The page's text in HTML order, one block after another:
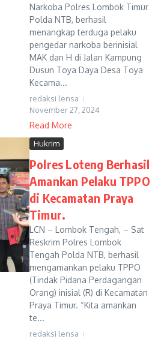
Narkoba Polres Lombok Timur
Polda NTB, berhasil
menangkap terduga pelaku
pengedar narkoba berinisial
MAK dan H di Jalan Kampung
Dusun Toya Daya Desa Toya
Kecama...
redaksi lensa
November 27, 2024
Read More
Hukrim
Polres Loteng Berhasil
Amankan Pelaku TPPO
di Kecamatan Praya
Timur.
LCN – Lombok Tengah, – Sat
Reskrim Polres Lombok
Tengah Polda NTB, berhasil
mengamankan pelaku TPPO
(Tindak Pidana Perdagangan
Orang) inisial (R) di Kecamatan
Praya Timur. “Kita amankan
te...
redaksi lensa